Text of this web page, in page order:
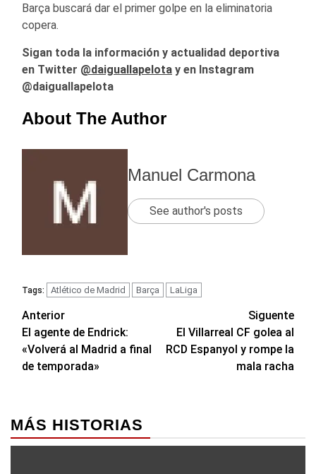
Barça buscará dar el primer golpe en la eliminatoria
copera.
Sigan toda la información y actualidad deportiva
en Twitter @daiguallapelota y en Instagram
@daiguallapelota
About The Author
Manuel Carmona
See author's posts
Tags: Atlético de Madrid Barça LaLiga
Navegación
de
entradas
Anterior
El agente de Endrick:
«Volverá al Madrid a final
de temporada»
Siguente
El Villarreal CF golea al
RCD Espanyol y rompe la
mala racha
MÁS HISTORIAS